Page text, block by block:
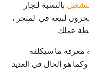
بالنسبة لتجار
لبيعه في المتجر ،
عملك.
معرفة ما سيكلفه
هو الحال في العديد